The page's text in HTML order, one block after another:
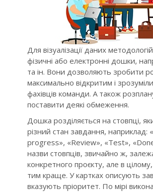
Для візуалізації даних
фізичні або електронні дошки,
та ін. Вони дозволяють зробити
максимально відкритим і
фахівців команди. А також
поставити деякі обмеження.
Дошка розділяється на стовпці,
різний стан завдання, наприклад:
progress», «Review», «Test», «Done»
назви стовпців, звичайно ж,
конкретного проєкту, але в
тим краще. У картках описують
вказують пріоритет. По мірі